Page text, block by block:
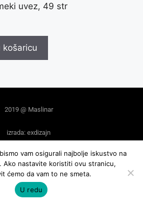
uvez, 49 str
košaricu
2019 @ Maslinar
izrada: exdizajn
vam osigurali najbolje iskustvo na
Ako nastavite koristiti ovu stranicu,
ćemo da vam to ne smeta.
U redu